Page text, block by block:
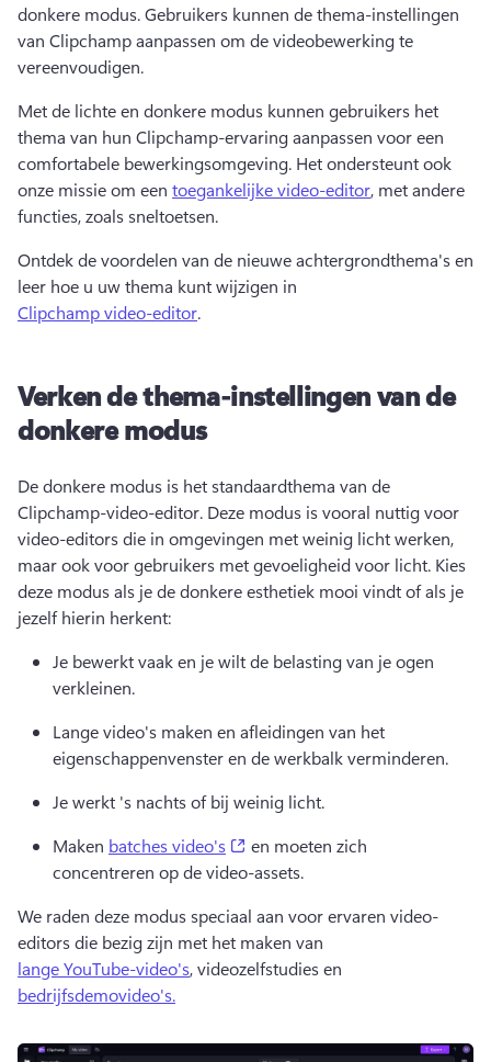
donkere modus. Gebruikers kunnen de thema-instellingen
van Clipchamp aanpassen om de videobewerking te
vereenvoudigen.
Met de lichte en donkere modus kunnen gebruikers het
thema van hun Clipchamp-ervaring aanpassen voor een
comfortabele bewerkingsomgeving. Het ondersteunt ook
onze missie om een toegankelijke video-editor, met andere
functies, zoals sneltoetsen.
Ontdek de voordelen van de nieuwe achtergrondthema's en
leer hoe u uw thema kunt wijzigen in
Clipchamp video-editor.
Verken de thema-instellingen van de
donkere modus
De donkere modus is het standaardthema van de
Clipchamp-video-editor. Deze modus is vooral nuttig voor
video-editors die in omgevingen met weinig licht werken,
maar ook voor gebruikers met gevoeligheid voor licht. Kies
deze modus als je de donkere esthetiek mooi vindt of als je
jezelf hierin herkent:
Je bewerkt vaak en je wilt de belasting van je ogen
verkleinen.
Lange video's maken en afleidingen van het
eigenschappenvenster en de werkbalk verminderen.
Je werkt 's nachts of bij weinig licht.
Maken batches video's (opens in a new tab)
en moeten zich
concentreren op de video-assets.
We raden deze modus speciaal aan voor ervaren video-
editors die bezig zijn met het maken van
lange YouTube-video's, videozelfstudies en
bedrijfsdemovideo's.